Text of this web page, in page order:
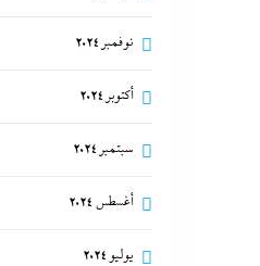
نوفمبر 2024
أكتوبر 2024
سبتمبر 2024
أغسطس 2024
يوليو 2024